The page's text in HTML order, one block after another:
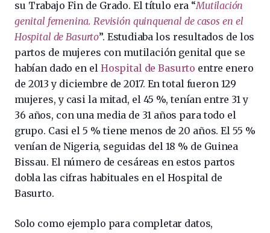
su Trabajo Fin de Grado. El título era “Mutilación
genital femenina. Revisión quinquenal de casos en el
Hospital de Basurto”. Estudiaba los resultados de los
partos de mujeres con mutilación genital que se
habían dado en elHospital de Basurto entre enero
de 2013 y diciembre de 2017. En total fueron 129
mujeres, y casi la mitad, el 45 %, tenían entre 31 y
36 años, con una media de 31 años para todo el
grupo. Casi el 5 % tiene menos de 20 años. El 55 %
venían de Nigeria, seguidas del 18 % de Guinea
Bissau. El número de cesáreas en estos partos
dobla las cifras habituales en el Hospital de
Basurto.
Solo como ejemplo para completar datos,